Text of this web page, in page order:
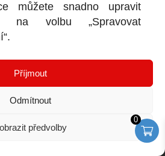
můžete snadno upravit
na volbu „Spravovat
Příjmout
Odmítnout
předvolby
– západ
- Pá od 7.00 - 15.30 h.
0